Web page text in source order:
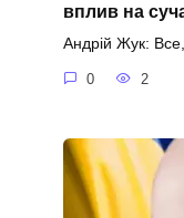
вплив на
Андрій Жук:
0 2